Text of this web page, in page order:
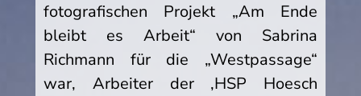
fotografischen Projekt „Am Ende
bleibt es Arbeit“ von Sabrina
Richmann für die „Westpassage“
war, Arbeiter der ‚HSP Hoesch